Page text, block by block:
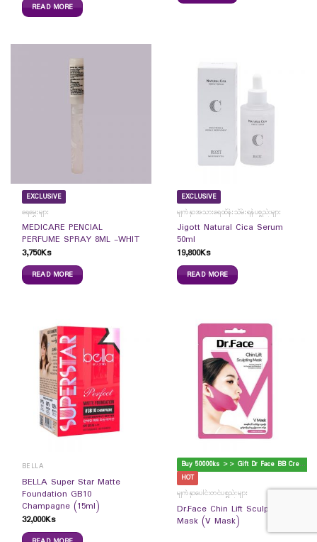
READ MORE
EXCLUSIVE
ရေမွှေးများ
MEDICARE PENCIAL
PERFUME SPRAY 8ML -WHIT
3,750Ks
READ MORE
EXCLUSIVE
မျက်နှာအသားရေထိန်းသိမ်းရန်ပစ္စည်းများ
Jigott Natural Cica Serum
50ml
19,800Ks
READ MORE
BELLA
BELLA Super Star Matte
Foundation GB10
Champagne (15ml)
32,000Ks
B
uy 50000ks >> Gift Dr Face BB Cream
HOT
မျက်နှာပေါင်းတင်ပစ္စည်းများ
Dr.Face Chin Lift Sculpting
Mask (V Mask)